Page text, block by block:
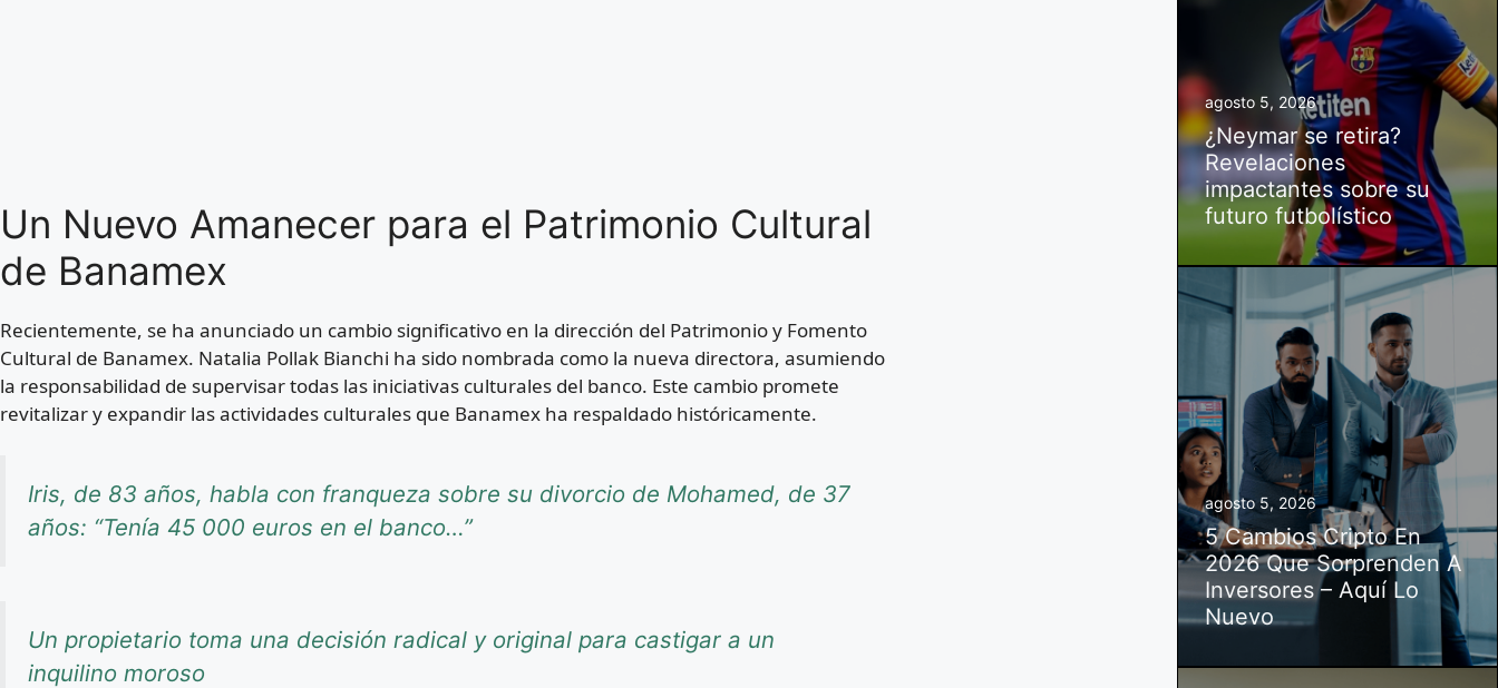
Un Nuevo Amanecer para el Patrimonio Cultural
de Banamex
Recientemente, se ha anunciado un cambio significativo en la dirección del Patrimonio y Fomento
Cultural de Banamex. Natalia Pollak Bianchi ha sido nombrada como la nueva directora, asumiendo
la responsabilidad de supervisar todas las iniciativas culturales del banco. Este cambio promete
revitalizar y expandir las actividades culturales que Banamex ha respaldado históricamente.
Iris, de 83 años, habla con franqueza sobre su divorcio de Mohamed, de 37
años: “Tenía 45 000 euros en el banco…”
Un propietario toma una decisión radical y original para castigar a un
inquilino moroso
agosto 5, 2026
¿Neymar se retira?
Revelaciones
impactantes sobre su
futuro futbolístico
agosto 5, 2026
5 Cambios Cripto En
2026 Que Sorprenden A
Inversores – Aquí Lo
Nuevo